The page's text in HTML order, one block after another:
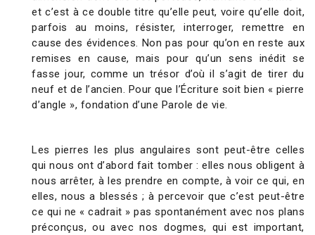
et c’est à ce double titre qu’elle peut, voire qu’elle doit,
parfois au moins, résister, interroger, remettre en
cause des évidences. Non pas pour qu’on en reste aux
remises en cause, mais pour qu’un sens inédit se
fasse jour, comme un trésor d’où il s’agit de tirer du
neuf et de l’ancien. Pour que l’Écriture soit bien « pierre
d’angle », fondation d’une Parole de vie.
Les pierres les plus angulaires sont peut-être celles
qui nous ont d’abord fait tomber : elles nous obligent à
nous arrêter, à les prendre en compte, à voir ce qui, en
elles, nous a blessés ; à percevoir que c’est peut-être
ce qui ne « cadrait » pas spontanément avec nos plans
préconçus, ou avec nos dogmes, qui est important,